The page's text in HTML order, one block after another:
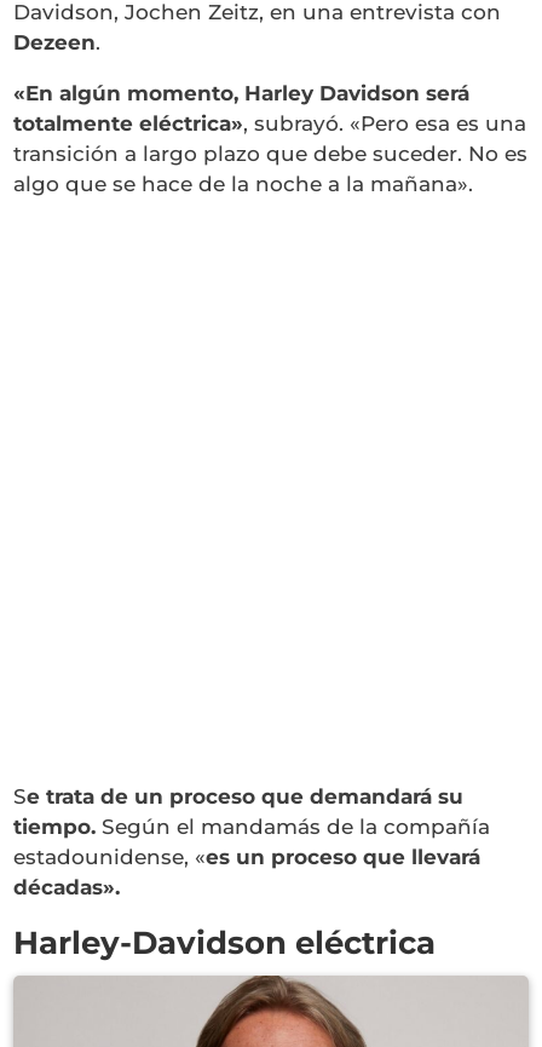
Davidson, Jochen Zeitz, en una entrevista con
Dezeen.
«En algún momento, Harley Davidson será
totalmente eléctrica», subrayó. «Pero esa es una
transición a largo plazo que debe suceder. No es
algo que se hace de la noche a la mañana».
Se trata de un proceso que demandará su
tiempo. Según el mandamás de la compañía
estadounidense, «es un proceso que llevará
décadas».
Harley-Davidson eléctrica